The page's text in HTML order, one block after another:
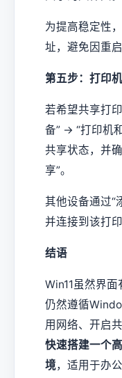
为提高稳定性
址，避免因重
第五步：打印
若希望共享打
备” → “打印机
共享状态，并
享”。
其他设备通过“
并连接到该打印
结语
Win11虽然界
仍然遵循
用网络、开启
快速搭建一个
境，适用于办